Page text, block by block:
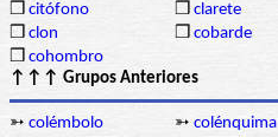
❒ citófono ❒ clarete
❒ clon ❒ cobarde
❒ cohombro
↑↑↑ Grupos Anteriores
➳ colémbolo ➳ colénquima